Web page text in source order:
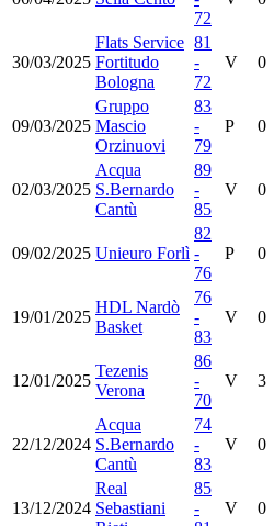
72
30/03/2025
Flats Service
Fortitudo
Bologna
81
-
72
V 0
09/03/2025
Gruppo
Mascio
Orzinuovi
83
-
79
P 0
02/03/2025
Acqua
S.Bernardo
Cantù
89
-
85
V 0
09/02/2025 Unieuro Forlì
82
-
76
P 0
19/01/2025
HDL Nardò
Basket
76
-
83
V 0
12/01/2025
Tezenis
Verona
86
-
70
V 3
22/12/2024
Acqua
S.Bernardo
Cantù
74
-
83
V 0
13/12/2024
Real
Sebastiani
85
-
V 0